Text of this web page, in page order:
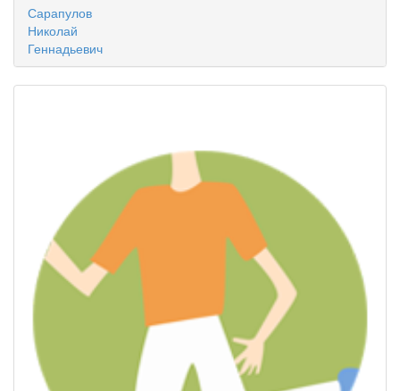
Сарапулов
Николай
Геннадьевич